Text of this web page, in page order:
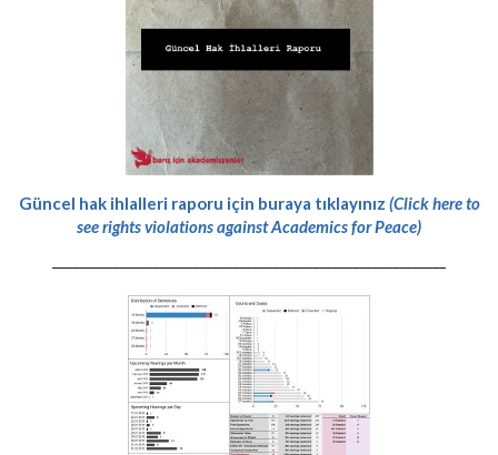
Güncel hak ihlalleri raporu için buraya tıklayınız (Click here to
see rights violations against Academics for Peace)
-----------------------------------------------------------